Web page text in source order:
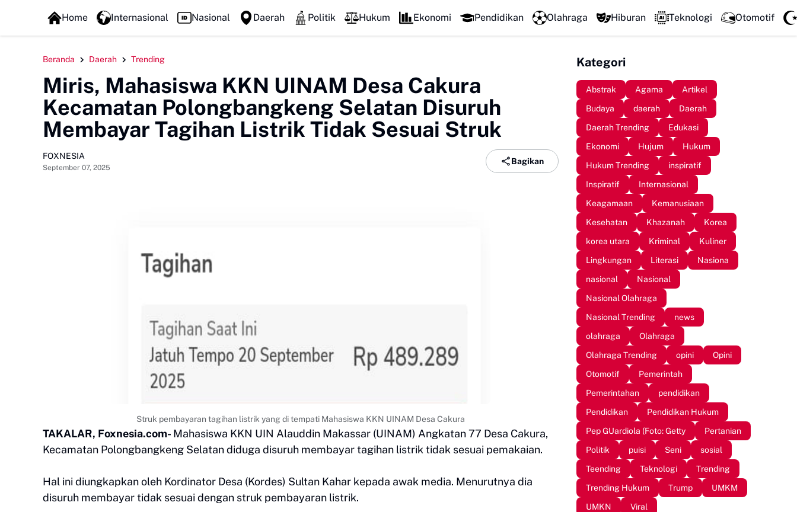
FOXLINE NEWS Mengawali Pengabdian dengan Sujud, Kapolresta
Home Internasional Nasional Daerah Politik Hukum Ekonomi Pendidikan Olahraga Hiburan Teknologi Otomotif
Beranda Daerah Trending
Miris, Mahasiswa KKN UINAM Desa Cakura
Kecamatan Polongbangkeng Selatan Disuruh
Membayar Tagihan Listrik Tidak Sesuai Struk
FOXNESIA
September 07, 2025
Bagikan
Struk pembayaran tagihan listrik yang di tempati Mahasiswa KKN UINAM Desa Cakura
TAKALAR, Foxnesia.com- Mahasiswa KKN UIN Alauddin Makassar (UINAM) Angkatan 77 Desa Cakura,
Kecamatan Polongbangkeng Selatan diduga disuruh membayar tagihan listrik tidak sesuai pemakaian.
Hal ini diungkapkan oleh Kordinator Desa (Kordes) Sultan Kahar kepada awak media. Menurutnya dia
disuruh membayar tidak sesuai dengan struk pembayaran listrik.
Kategori
Abstrak Agama
Artikel
Budaya
daerah
Daerah
Daerah Trending
Edukasi
Ekonomi
Hujum
Hukum
Hukum Trending
inspiratif
Inspiratif
Internasional
Keagamaan
Kemanusiaan
Kesehatan
Khazanah
Korea
korea utara
Kriminal
Kuliner
Lingkungan
Literasi
Nasiona
nasional
Nasional
Nasional Olahraga
Nasional Trending
news
olahraga
Olahraga
Olahraga Trending
opini
Opini
Otomotif
Pemerintah
Pemerintahan
pendidikan
Pendidikan
Pendidikan Hukum
Pep GUardiola (Foto: Getty
Pertanian
Politik
puisi Seni
sosial
Teending
Teknologi
Trending
Trending Hukum
Trump
UMKM
UMKN
Viral